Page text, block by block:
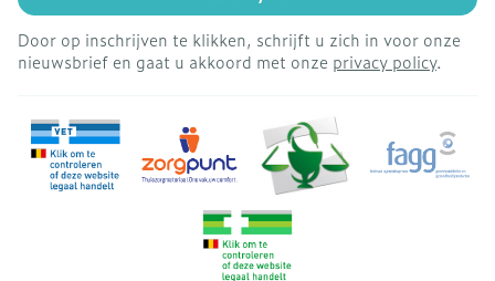
Door op inschrijven te klikken, schrijft u zich in voor onze
nieuwsbrief en gaat u akkoord met onze privacy policy.